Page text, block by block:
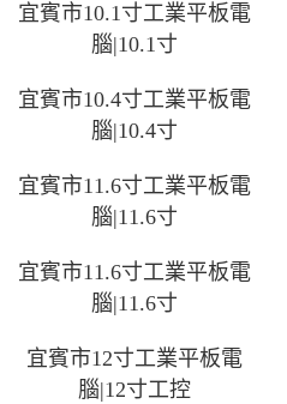
宜賓市10.1寸工業平板電
腦|10.1寸
宜賓市10.4寸工業平板電
腦|10.4寸
宜賓市11.6寸工業平板電
腦|11.6寸
宜賓市11.6寸工業平板電
腦|11.6寸
宜賓市12寸工業平板電
腦|12寸工控